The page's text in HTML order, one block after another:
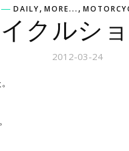
DAILY, MORE... ,
クルシ
2012-03-24